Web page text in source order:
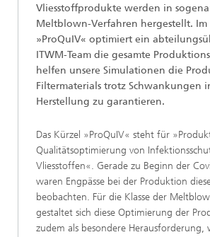
Vliesstoffprodukte werden in
Meltblown-Verfahren hergestellt. Im
»ProQuIV« optimiert ein
ITWM-Team die gesamte
helfen unsere Simulationen die
Filtermaterials trotz Schwankungen
Herstellung zu garantieren.
Das Kürzel »ProQuIV« steht für
Qualitätsoptimierung von
Vliesstoffen«. Gerade zu Beginn der
waren Engpässe bei der Produktion
beobachten. Für die Klasse der
gestaltet sich diese Optimierung der
zudem als besondere Herausforderung,